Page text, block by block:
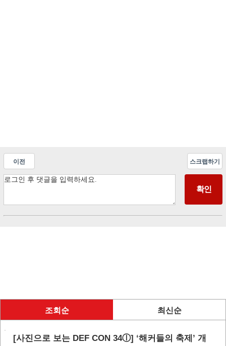
이전 스크랩하기
조회순 최신순
[사진으로 보는 DEF CON 34ⓛ] ‘해커들의 축제’ 개